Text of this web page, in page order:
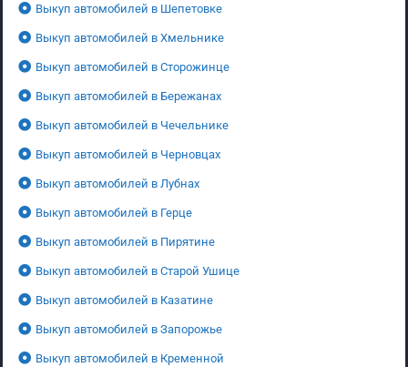
Выкуп автомобилей в Шепетовке
Выкуп автомобилей в Хмельнике
Выкуп автомобилей в Сторожинце
Выкуп автомобилей в Бережанах
Выкуп автомобилей в Чечельнике
Выкуп автомобилей в Черновцах
Выкуп автомобилей в Лубнах
Выкуп автомобилей в Герце
Выкуп автомобилей в Пирятине
Выкуп автомобилей в Старой Ушице
Выкуп автомобилей в Казатине
Выкуп автомобилей в Запорожье
Выкуп автомобилей в Кременной